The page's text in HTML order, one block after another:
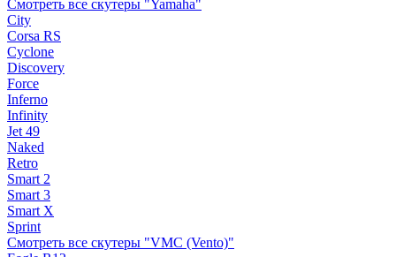
Смотреть все скутеры "Yamaha"
City
Corsa RS
Cyclone
Discovery
Force
Inferno
Infinity
Jet 49
Naked
Retro
Smart 2
Smart 3
Smart X
Sprint
Смотреть все скутеры "VMC (Vento)"